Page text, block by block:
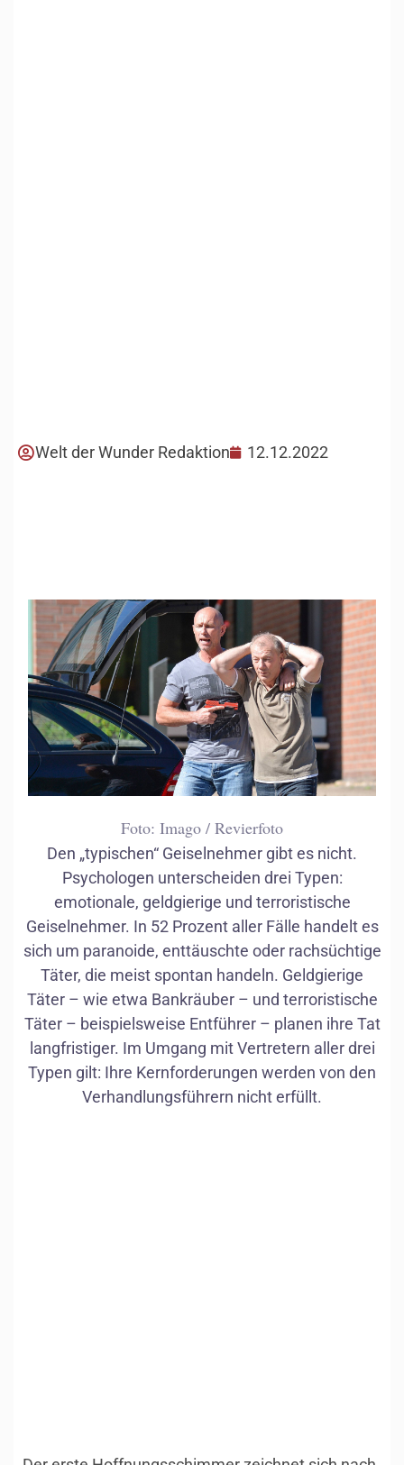
Welt der Wunder Redaktion 12.12.2022
Foto: Imago / Revierfoto
Den „typischen“ Geiselnehmer gibt es nicht.
Psychologen unterscheiden drei Typen:
emotionale, geldgierige und terroristische
Geiselnehmer. In 52 Prozent aller Fälle handelt es
sich um paranoide, enttäuschte oder rachsüchtige
Täter, die meist spontan handeln. Geldgierige
Täter – wie etwa Bankräuber – und terroristische
Täter – beispielsweise Entführer – planen ihre Tat
langfristiger. Im Umgang mit Vertretern aller drei
Typen gilt: Ihre Kernforderungen werden von den
Verhandlungsführern nicht erfüllt.